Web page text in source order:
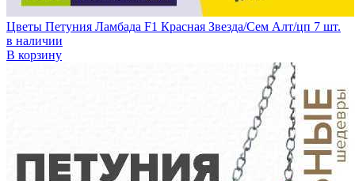
Цветы Петуния Ламбада F1 Красная Звезда/Сем Алт/цп 7 шт.
в наличии
В корзину